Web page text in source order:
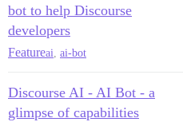
bot to help Discourse
developers
Featureai ai-bot
Discourse AI - AI Bot - a
glimpse of capabilities